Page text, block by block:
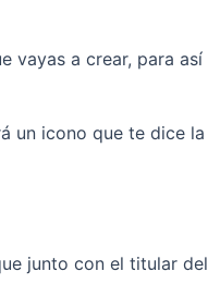
vayas a crear, para
un icono que te dice
junto con el titular